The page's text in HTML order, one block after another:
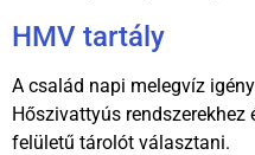
HMV tartály
A család napi melegvíz
Hőszivattyús rendszerekhez
felületű tárolót választani.